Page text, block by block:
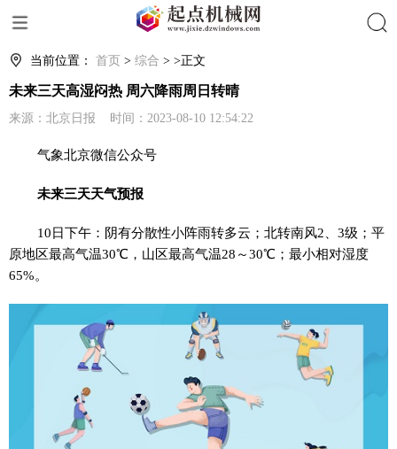
当前位置： 首页 > 综合 > >正文
未来三天高湿闷热 周六降雨周日转晴
来源：北京日报 时间：2023-08-10 12:54:22
气象北京微信公众号
未来三天天气预报
10日下午：阴有分散性小阵雨转多云；北转南风2、3级；平
原地区最高气温30℃，山区最高气温28～30℃；最小相对湿度
65%。